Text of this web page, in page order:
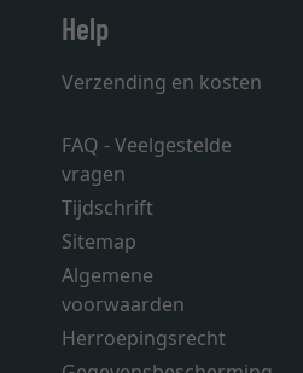
Help
Verzending en kosten
FAQ - Veelgestelde
vragen
Tijdschrift
Sitemap
Algemene
voorwaarden
Herroepingsrecht